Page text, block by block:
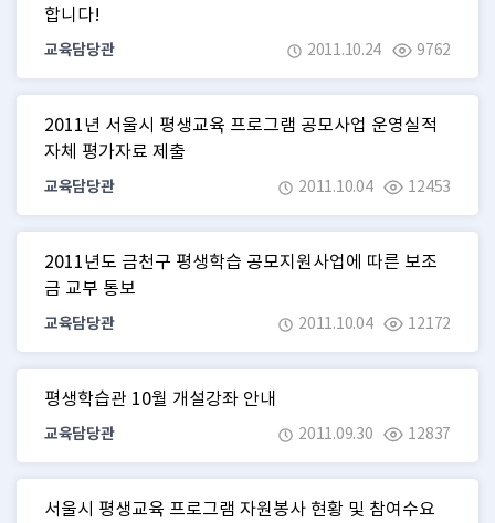
합니다!
교육담당관 2011.10.24 9762
2011년 서울시 평생교육 프로그램 공모사업 운영실적
자체 평가자료 제출
교육담당관 2011.10.04 12453
2011년도 금천구 평생학습 공모지원사업에 따른 보조
금 교부 통보
교육담당관 2011.10.04 12172
평생학습관 10월 개설강좌 안내
교육담당관 2011.09.30 12837
서울시 평생교육 프로그램 자원봉사 현황 및 참여수요